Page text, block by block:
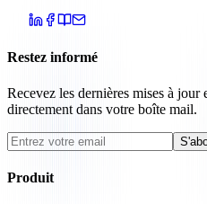
Restez informé
Recevez les dernières mises à
directement dans votre boîte mail.
Produit